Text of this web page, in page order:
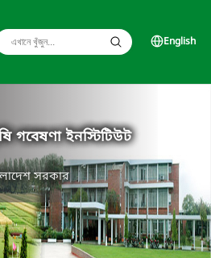
English
গবেষণা ইনস্টিটিউট
সরকার